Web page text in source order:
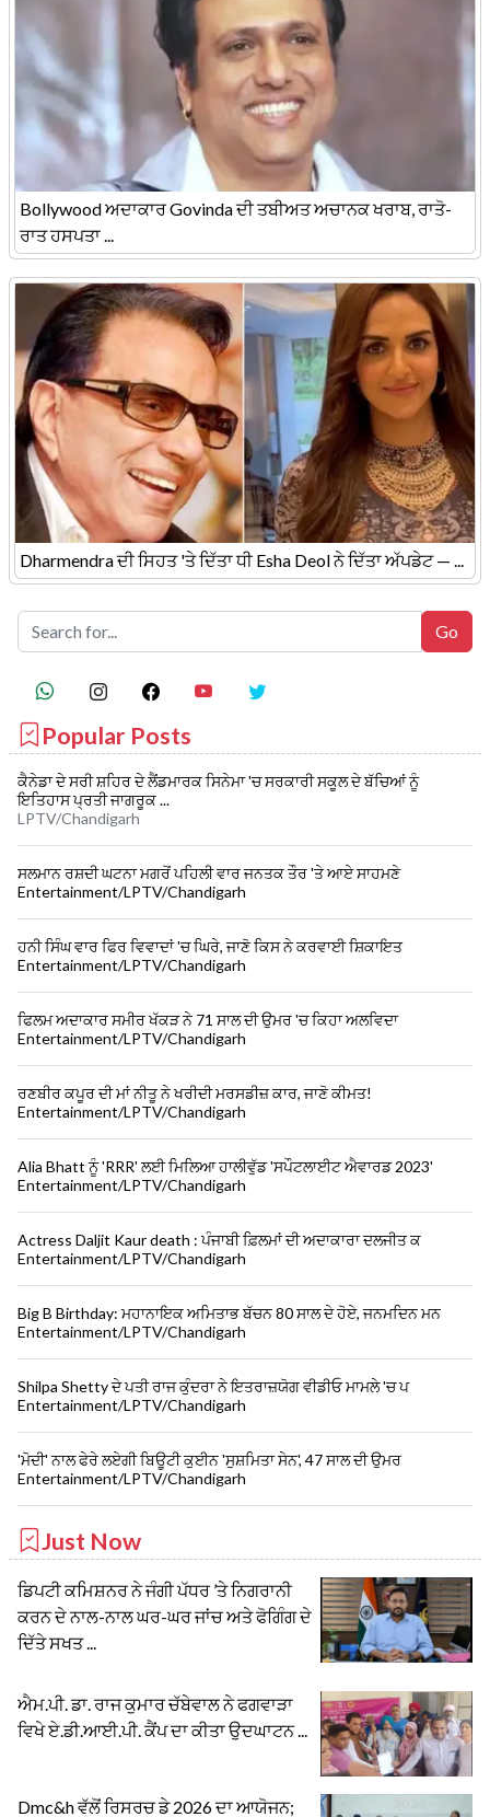
Bollywood ਅਦਾਕਾਰ Govinda ਦੀ ਤਬੀਅਤ ਅਚਾਨਕ ਖਰਾਬ, ਰਾਤੋ-
ਰਾਤ ਹਸਪਤਾ ...
Dharmendra ਦੀ ਸਿਹਤ 'ਤੇ ਦਿੱਤਾ ਧੀ Esha Deol ਨੇ ਦਿੱਤਾ ਅੱਪਡੇਟ — ...
Popular Posts
ਕੈਨੇਡਾ ਦੇ ਸਰੀ ਸ਼ਹਿਰ ਦੇ ਲੈਂਡਮਾਰਕ ਸਿਨੇਮਾ 'ਚ ਸਰਕਾਰੀ ਸਕੂਲ ਦੇ ਬੱਚਿਆਂ ਨੂੰ
ਇਤਿਹਾਸ ਪ੍ਰਤੀ ਜਾਗਰੂਕ ...
LPTV/Chandigarh
ਸਲਮਾਨ ਰਸ਼ਦੀ ਘਟਨਾ ਮਗਰੋਂ ਪਹਿਲੀ ਵਾਰ ਜਨਤਕ ਤੌਰ 'ਤੇ ਆਏ ਸਾਹਮਣੇ
Entertainment/LPTV/Chandigarh
ਹਨੀ ਸਿੰਘ ਵਾਰ ਫਿਰ ਵਿਵਾਦਾਂ 'ਚ ਘਿਰੇ, ਜਾਣੋ ਕਿਸ ਨੇ ਕਰਵਾਈ ਸ਼ਿਕਾਇਤ
Entertainment/LPTV/Chandigarh
ਫਿਲਮ ਅਦਾਕਾਰ ਸਮੀਰ ਖੱਕੜ ਨੇ 71 ਸਾਲ ਦੀ ਉਮਰ 'ਚ ਕਿਹਾ ਅਲਵਿਦਾ
Entertainment/LPTV/Chandigarh
ਰਣਬੀਰ ਕਪੂਰ ਦੀ ਮਾਂ ਨੀਤੂ ਨੇ ਖਰੀਦੀ ਮਰਸਡੀਜ਼ ਕਾਰ, ਜਾਣੋ ਕੀਮਤ!
Entertainment/LPTV/Chandigarh
Alia Bhatt ਨੂੰ 'RRR' ਲਈ ਮਿਲਿਆ ਹਾਲੀਵੁੱਡ 'ਸਪੌਟਲਾਈਟ ਐਵਾਰਡ 2023'
Entertainment/LPTV/Chandigarh
Actress Daljit Kaur death : ਪੰਜਾਬੀ ਫ਼ਿਲਮਾਂ ਦੀ ਅਦਾਕਾਰਾ ਦਲਜੀਤ ਕ
Entertainment/LPTV/Chandigarh
Big B Birthday: ਮਹਾਨਾਇਕ ਅਮਿਤਾਭ ਬੱਚਨ 80 ਸਾਲ ਦੇ ਹੋਏ, ਜਨਮਦਿਨ ਮਨ
Entertainment/LPTV/Chandigarh
Shilpa Shetty ਦੇ ਪਤੀ ਰਾਜ ਕੁੰਦਰਾ ਨੇ ਇਤਰਾਜ਼ਯੋਗ ਵੀਡੀਓ ਮਾਮਲੇ 'ਚ ਪ
Entertainment/LPTV/Chandigarh
'ਮੋਦੀ' ਨਾਲ ਫੇਰੇ ਲਏਗੀ ਬਿਊਟੀ ਕੁਈਨ 'ਸੁਸ਼ਮਿਤਾ ਸੇਨ', 47 ਸਾਲ ਦੀ ਉਮਰ
Entertainment/LPTV/Chandigarh
Just Now
ਡਿਪਟੀ ਕਮਿਸ਼ਨਰ ਨੇ ਜੰਗੀ ਪੱਧਰ ’ਤੇ ਨਿਗਰਾਨੀ
ਕਰਨ ਦੇ ਨਾਲ-ਨਾਲ ਘਰ-ਘਰ ਜਾਂਚ ਅਤੇ ਫੋਗਿੰਗ ਦੇ
ਦਿੱਤੇ ਸਖਤ ...
ਐਮ.ਪੀ. ਡਾ. ਰਾਜ ਕੁਮਾਰ ਚੱਬੇਵਾਲ ਨੇ ਫਗਵਾੜਾ
ਵਿਖੇ ਏ.ਡੀ.ਆਈ.ਪੀ. ਕੈਂਪ ਦਾ ਕੀਤਾ ਉਦਘਾਟਨ ...
Dmc&h ਵੱਲੋਂ ਰਿਸਰਚ ਡੇ 2026 ਦਾ ਆਯੋਜਨ;